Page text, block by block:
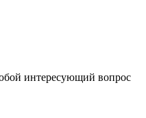
интересующий вопрос